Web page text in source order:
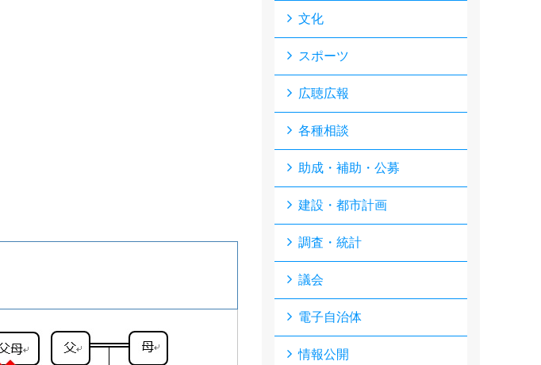
文化
スポーツ
広聴広報
各種相談
助成・補助・公募
建設・都市計画
調査・統計
議会
電子自治体
情報公開